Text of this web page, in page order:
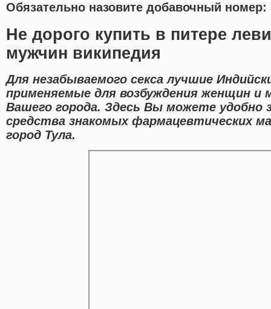
Обязательно назовите добавочный номер:
Не дорого купить в питере
мужчин википедия
Для незабываемого секса лучшие
применяемые для возбуждения женщин и
Вашего города. Здесь Вы можете удобно
средства знакомых фармацевтических
город Тула.